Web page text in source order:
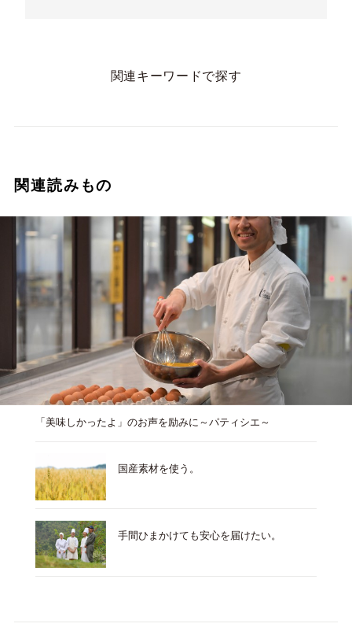
関連キーワードで探す
関連読みもの
「美味しかったよ」のお声を励みに～パティシエ～
国産素材を使う。
手間ひまかけても安心を届けたい。